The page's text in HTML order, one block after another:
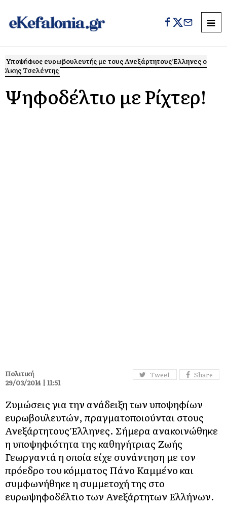
Υποψήφιος ευρωβουλευτής με τους Ανεξάρτητους Έλληνες ο
Άκης Τσελέντης
Ψηφοδέλτιο με Ρίχτερ!
Tweet Share
Πολιτική
29/03/2014 | 11:51
Ζυμώσεις για την ανάδειξη των υποψηφίων
ευρωβουλευτών, πραγματοποιούνται στους
Ανεξάρτητους Έλληνες. Σήμερα ανακοινώθηκε
η υποψηφιότητα της καθηγήτριας Ζωής
Γεωργαντά η οποία είχε συνάντηση με τον
πρόεδρο του κόμματος Πάνο Καμμένο και
συμφωνήθηκε η συμμετοχή της στο
ευρωψηφοδέλτιο των Ανεξάρτητων Ελλήνων.